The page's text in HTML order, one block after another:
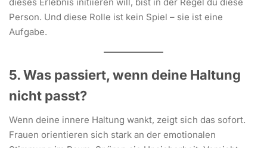
Person. Und diese Rolle ist kein Spiel – sie ist eine
Aufgabe.
5. Was passiert, wenn deine Haltung
nicht passt?
Wenn deine innere Haltung wankt, zeigt sich das sofort.
Frauen orientieren sich stark an der emotionalen